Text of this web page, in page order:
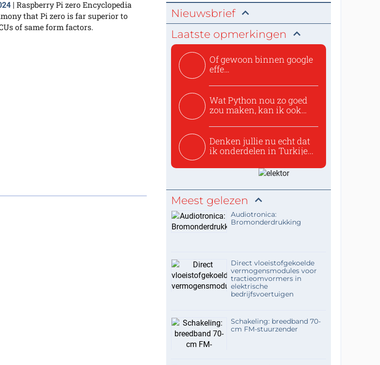
| Raspberry Pi zero Encyclopedia
that Pi zero is far superior to
of same form factors.
Nieuwsbrief
Laatste opmerkingen
Of gewoon binnen google
effe
Wat Python nou zo goed
zou maken, kan ik ook
Denken jullie nu echt dat
ik onderdelen in Turkije...
Meest gelezen
Audiotronica:
Bromonderdrukking
Direct vloeistofgekoelde
vermogensmodules voor
tractieomvormers in
elektrische
bedrijfsvoertuigen
Schakeling: breedband 70-
cm FM-stuurzender